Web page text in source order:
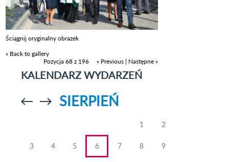
Ściągnij oryginalny obrazek
« Back to gallery
Pozycja 68 z 196
« Previous | Następne »
KALENDARZ WYDARZEŃ
Przejdź doPrzejdź do
SIERPIEŃ
1 2
3 4 5 6 7 8 9